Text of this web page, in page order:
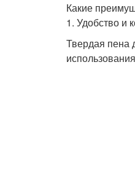
Какие
1. Удобство и
Твердая пена